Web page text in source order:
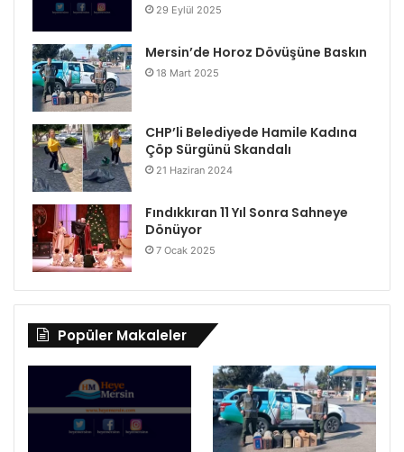
29 Eylül 2025
Mersin’de Horoz Dövüşüne Baskın
18 Mart 2025
CHP’li Belediyede Hamile Kadına
Çöp Sürgünü Skandalı
21 Haziran 2024
Fındıkkıran 11 Yıl Sonra Sahneye
Dönüyor
7 Ocak 2025
Popüler Makaleler